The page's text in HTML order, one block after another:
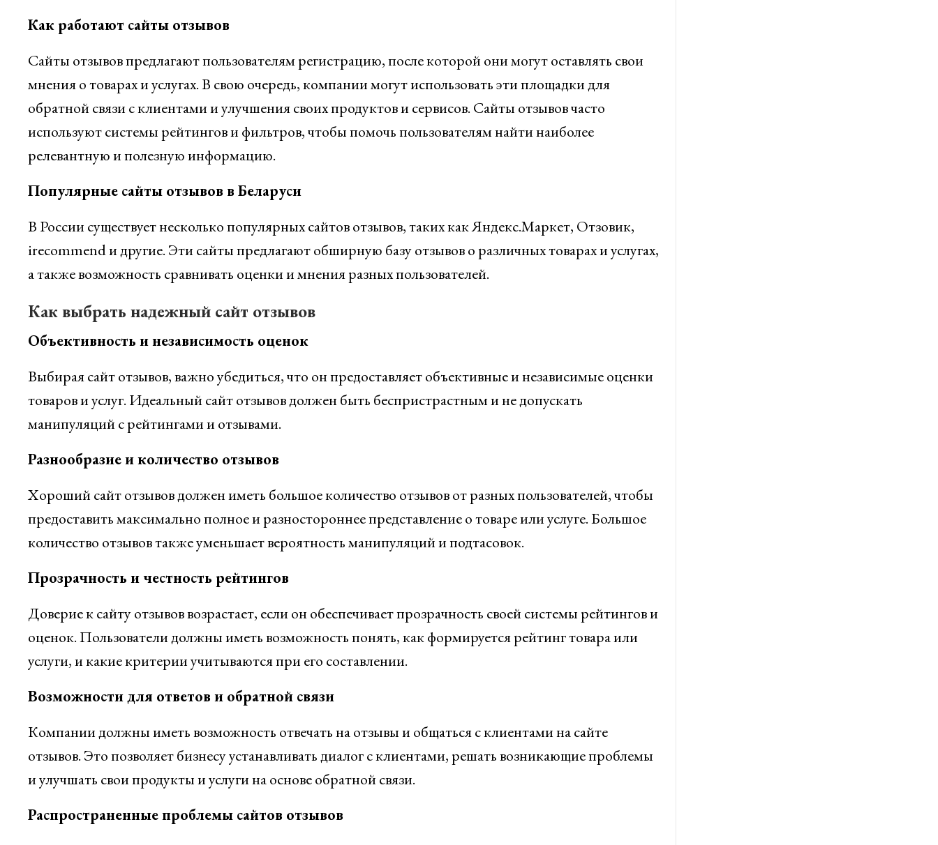
Как работают сайты отзывов
Сайты отзывов предлагают пользователям регистрацию, после которой они могут оставлять свои
мнения о товарах и услугах. В свою очередь, компании могут использовать эти площадки для
обратной связи с клиентами и улучшения своих продуктов и сервисов. Сайты отзывов часто
используют системы рейтингов и фильтров, чтобы помочь пользователям найти наиболее
релевантную и полезную информацию.
Популярные сайты отзывов в Беларуси
В России существует несколько популярных сайтов отзывов, таких как Яндекс.Маркет, Отзовик,
irecommend и другие. Эти сайты предлагают обширную базу отзывов о различных товарах и услугах,
а также возможность сравнивать оценки и мнения разных пользователей.
Как выбрать надежный сайт отзывов
Объективность и независимость оценок
Выбирая сайт отзывов, важно убедиться, что он предоставляет объективные и независимые оценки
товаров и услуг. Идеальный сайт отзывов должен быть беспристрастным и не допускать
манипуляций с рейтингами и отзывами.
Разнообразие и количество отзывов
Хороший сайт отзывов должен иметь большое количество отзывов от разных пользователей, чтобы
предоставить максимально полное и разностороннее представление о товаре или услуге. Большое
количество отзывов также уменьшает вероятность манипуляций и подтасовок.
Прозрачность и честность рейтингов
Доверие к сайту отзывов возрастает, если он обеспечивает прозрачность своей системы рейтингов и
оценок. Пользователи должны иметь возможность понять, как формируется рейтинг товара или
услуги, и какие критерии учитываются при его составлении.
Возможности для ответов и обратной связи
Компании должны иметь возможность отвечать на отзывы и общаться с клиентами на сайте
отзывов. Это позволяет бизнесу устанавливать диалог с клиентами, решать возникающие проблемы
и улучшать свои продукты и услуги на основе обратной связи.
Распространенные проблемы сайтов отзывов